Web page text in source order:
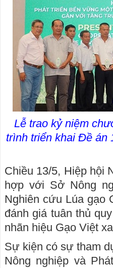
Lễ trao kỷ niệm
trình triển khai Đề án
Chiều 13/5, Hiệp hội
hợp với Sở Nông
Nghiên cứu Lúa gạo
đánh giá tuân thủ
nhãn hiệu Gạo Việt
Sự kiện có sự tham
Nông nghiệp và